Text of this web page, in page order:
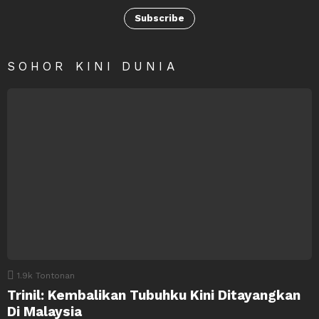
Subscribe
SOHOR KINI DUNIA
1.9k Tontonan
Trinil: Kembalikan Tubuhku Kini Ditayangkan
Di Malaysia